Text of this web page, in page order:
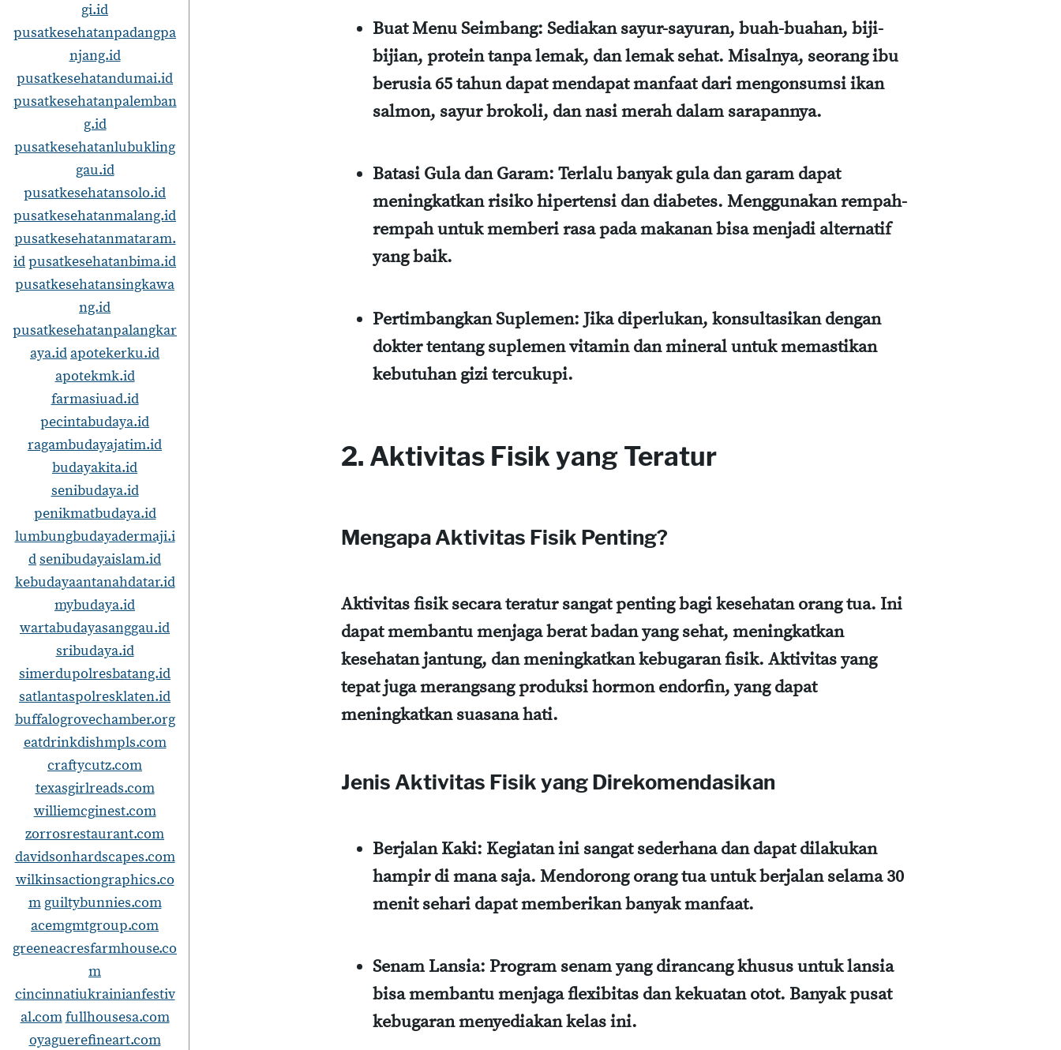
gi.id
pusatkesehatanpadangpa
njang.id
pusatkesehatandumai.id
pusatkesehatanpalemban
g.id
pusatkesehatanlubukling
gau.id
pusatkesehatansolo.id
pusatkesehatanmalang.id
pusatkesehatanmataram.
idpusatkesehatanbima.id
pusatkesehatansingkawa
ng.id
pusatkesehatanpalangkar
aya.id apotekerku.id
apotekmk.id
farmasiuad.id
pecintabudaya.id
ragambudayajatim.id
budayakita.id
senibudaya.id
penikmatbudaya.id
lumbungbudayadermaji.i
dsenibudayaislam.id
kebudayaantanahdatar.id
mybudaya.id
wartabudayasanggau.id
sribudaya.id
simerdupolresbatang.id
satlantaspolresklaten.id
buffalogrovechamber.org
eatdrinkdishmpls.com
craftycutz.com
texasgirlreads.com
williemcginest.com
zorrosrestaurant.com
davidsonhardscapes.com
wilkinsactiongraphics.co
m guiltybunnies.com
acemgmtgroup.com
greeneacresfarmhouse.co
m
cincinnatiukrainianfestiv
al.comfullhousesa.com
oyaguerefineart.com
Buat Menu Seimbang: Sediakan sayur-sayuran, buah-buahan, biji-
bijian, protein tanpa lemak, dan lemak sehat. Misalnya, seorang ibu
berusia 65 tahun dapat mendapat manfaat dari mengonsumsi ikan
salmon, sayur brokoli, dan nasi merah dalam sarapannya.
Batasi Gula dan Garam: Terlalu banyak gula dan garam dapat
meningkatkan risiko hipertensi dan diabetes. Menggunakan rempah-
rempah untuk memberi rasa pada makanan bisa menjadi alternatif
yang baik.
Pertimbangkan Suplemen: Jika diperlukan, konsultasikan dengan
dokter tentang suplemen vitamin dan mineral untuk memastikan
kebutuhan gizi tercukupi.
2. Aktivitas Fisik yang Teratur
Mengapa Aktivitas Fisik Penting?
Aktivitas fisik secara teratur sangat penting bagi kesehatan orang tua. Ini
dapat membantu menjaga berat badan yang sehat, meningkatkan
kesehatan jantung, dan meningkatkan kebugaran fisik. Aktivitas yang
tepat juga merangsang produksi hormon endorfin, yang dapat
meningkatkan suasana hati.
Jenis Aktivitas Fisik yang Direkomendasikan
Berjalan Kaki: Kegiatan ini sangat sederhana dan dapat dilakukan
hampir di mana saja. Mendorong orang tua untuk berjalan selama 30
menit sehari dapat memberikan banyak manfaat.
Senam Lansia: Program senam yang dirancang khusus untuk lansia
bisa membantu menjaga flexibitas dan kekuatan otot. Banyak pusat
kebugaran menyediakan kelas ini.